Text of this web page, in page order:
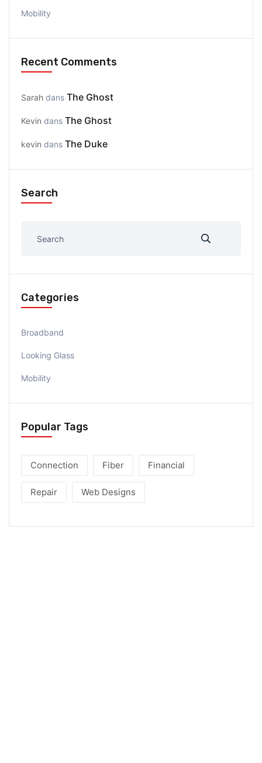
Mobility
Recent Comments
Sarah dans The Ghost
Kevin dans The Ghost
kevin dans The Duke
Search
Categories
Broadband
Looking Glass
Mobility
Popular Tags
Connection Fiber Financial
Repair Web Designs